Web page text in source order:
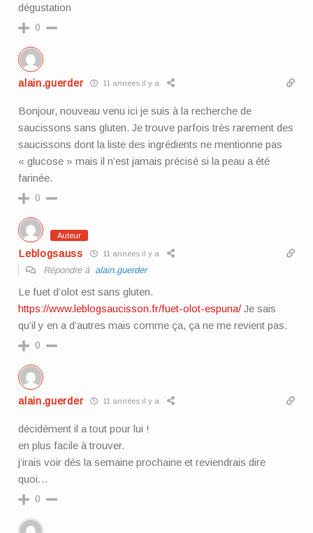
dégustation
0
alain.guerder 11 années il y a
Bonjour, nouveau venu ici je suis à la recherche de
saucissons sans gluten. Je trouve parfois très rarement des
saucissons dont la liste des ingrédients ne mentionne pas
« glucose » mais il n’est jamais précisé si la peau a été
farinée.
0
Auteur
Leblogsauss 11 années il y a
Répondre à alain.guerder
Le fuet d’olot est sans gluten.
https://www.leblogsaucisson.fr/fuet-olot-espuna/ Je sais
qu’il y en a d’autres mais comme ça, ça ne me revient pas.
0
alain.guerder 11 années il y a
décidément il a tout pour lui !
en plus facile à trouver.
j’irais voir dès la semaine prochaine et reviendrais dire
quoi…
0